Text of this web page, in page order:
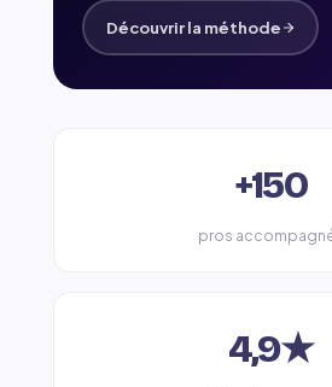
Découvrir la méthode
+150
pros
4,9★